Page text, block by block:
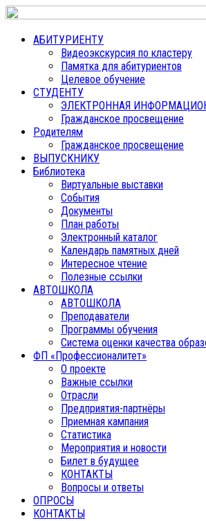
АБИТУРИЕНТУ
Видеоэкскурсия по кластеру
Памятка для абитуриентов
Целевое обучение
СТУДЕНТУ
ЭЛЕКТРОННАЯ
Гражданское просвещение
Родителям
Гражданское просвещение
ВЫПУСКНИКУ
Библиотека
Виртуальные выставки
События
Документы
План работы
Электронный каталог
Календарь памятных дней
Интересное чтение
Полезные ссылки
АВТОШКОЛА
АВТОШКОЛА
Преподаватели
Программы обучения
Система оценки качества
ФП «Профессионалитет»
О проекте
Важные ссылки
Отрасли
Предприятия-партнёры
Приемная кампания
Статистика
Мероприятия и новости
Билет в будущее
КОНТАКТЫ
Вопросы и ответы
ОПРОСЫ
КОНТАКТЫ